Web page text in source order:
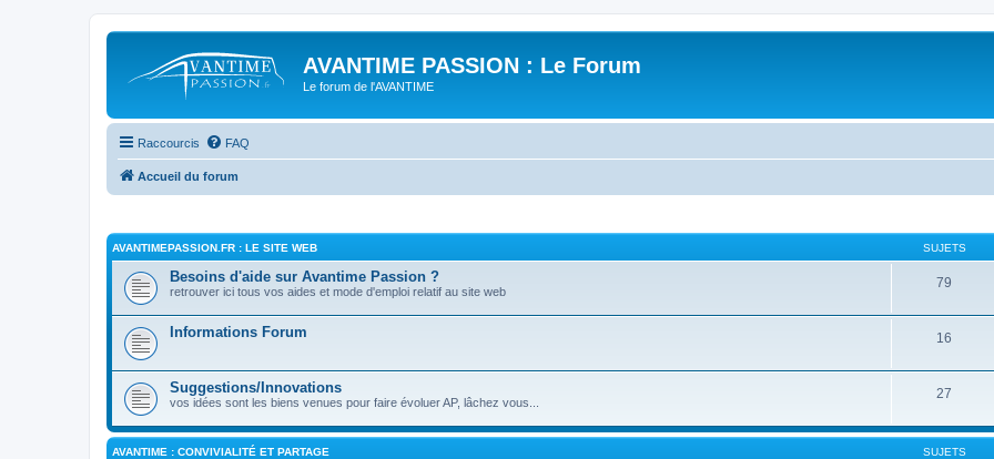
AVANTIME PASSION : Le Forum
Le forum de l'AVANTIME
Raccourcis FAQ
Accueil du forum
AVANTIMEPASSION.FR : LE SITE WEB SUJETS
Besoins d'aide sur Avantime Passion ?
retrouver ici tous vos aides et mode d'emploi relatif au site web
79
Informations Forum 16
Suggestions/Innovations
vos idées sont les biens venues pour faire évoluer AP, lâchez vous...
27
AVANTIME : CONVIVIALITÉ ET PARTAGE SUJETS